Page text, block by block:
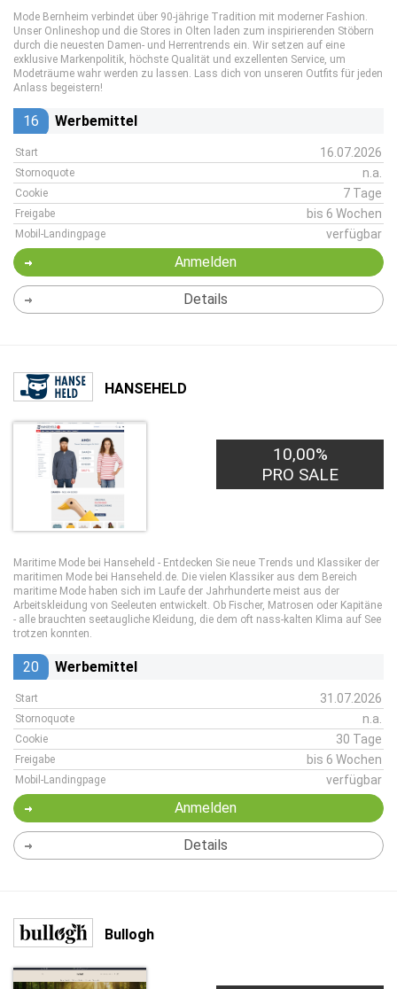
Mode Bernheim verbindet über 90-jährige Tradition mit moderner Fashion.
Unser Onlineshop und die Stores in Olten laden zum inspirierenden Stöbern
durch die neuesten Damen- und Herrentrends ein. Wir setzen auf eine
exklusive Markenpolitik, höchste Qualität und exzellenten Service, um
Modeträume wahr werden zu lassen. Lass dich von unseren Outfits für jeden
Anlass begeistern!
16 Werbemittel
Start 16.07.2026
Stornoquote n.a.
Cookie 7 Tage
Freigabe bis 6 Wochen
Mobil-Landingpage verfügbar
Anmelden
Details
HANSEHELD
10,00%
PRO SALE
Maritime Mode bei Hanseheld - Entdecken Sie neue Trends und Klassiker der
maritimen Mode bei Hanseheld.de. Die vielen Klassiker aus dem Bereich
maritime Mode haben sich im Laufe der Jahrhunderte meist aus der
Arbeitskleidung von Seeleuten entwickelt. Ob Fischer, Matrosen oder Kapitäne
- alle brauchten seetaugliche Kleidung, die dem oft nass-kalten Klima auf See
trotzen konnten.
20 Werbemittel
Start 31.07.2026
Stornoquote n.a.
Cookie 30 Tage
Freigabe bis 6 Wochen
Mobil-Landingpage verfügbar
Anmelden
Details
Bullogh